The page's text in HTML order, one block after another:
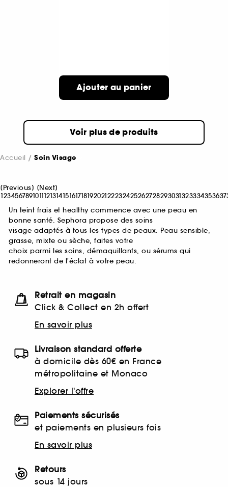
Ajouter au panier
Voir plus de produits
Accueil Soin Visage
[Previous] [Next]
12345678910111213141516171819202122232425262728293031323334353637
Un teint frais et healthy commence avec une peau en
bonne santé. Sephora propose des soins
visage adaptés à tous les types de peaux. Peau sensible,
grasse, mixte ou sèche, faites votre
choix parmi les soins, démaquillants, ou sérums qui
redonneront de l'éclat à votre peau.
Retrait en magasin
Click & Collect en 2h offert
En savoir plus
Livraison standard offerte
à domicile dès 60€ en France
métropolitaine et Monaco
Explorer l'offre
Paiements sécurisés
et paiements en plusieurs fois
En savoir plus
Retours
sous 14 jours